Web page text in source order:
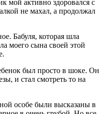
мой активно здоровался с
не махал, а продолжал
Бабуля, которая шла
моего сына своей этой
был просто в шоке. Он
и стал смотреть то на
особе были высказаны в